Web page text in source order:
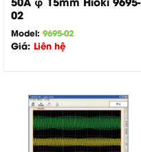
02
Model: 9695-02
Giá: Liên hệ